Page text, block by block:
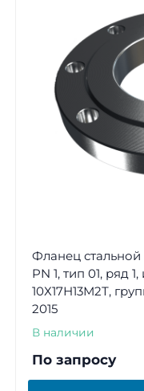
Фланец
PN 1, тип 01, ряд
10Х17Н13М2Т,
2015
В наличии
По запросу